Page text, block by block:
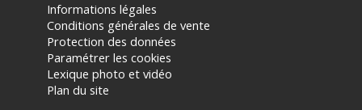
Informations légales
Conditions générales de vente
Protection des données
Paramétrer les cookies
Lexique photo et vidéo
Plan du site